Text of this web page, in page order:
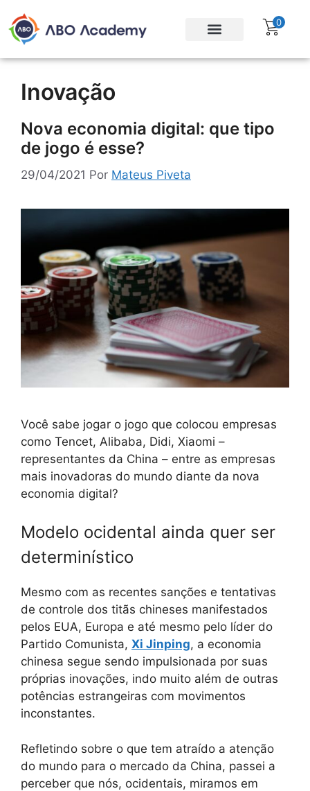
0
Inovação
Nova economia digital: que tipo
de jogo é esse?
29/04/2021 Por Mateus Piveta
Você sabe jogar o jogo que colocou empresas
como Tencet, Alibaba, Didi, Xiaomi –
representantes da China – entre as empresas
mais inovadoras do mundo diante da nova
economia digital?
Modelo ocidental ainda quer ser
determinístico
Mesmo com as recentes sanções e tentativas
de controle dos titãs chineses manifestados
pelos EUA, Europa e até mesmo pelo líder do
Partido Comunista, Xi Jinping, a economia
chinesa segue sendo impulsionada por suas
próprias inovações, indo muito além de outras
potências estrangeiras com movimentos
inconstantes.
Refletindo sobre o que tem atraído a atenção
do mundo para o mercado da China, passei a
perceber que nós, ocidentais, miramos em